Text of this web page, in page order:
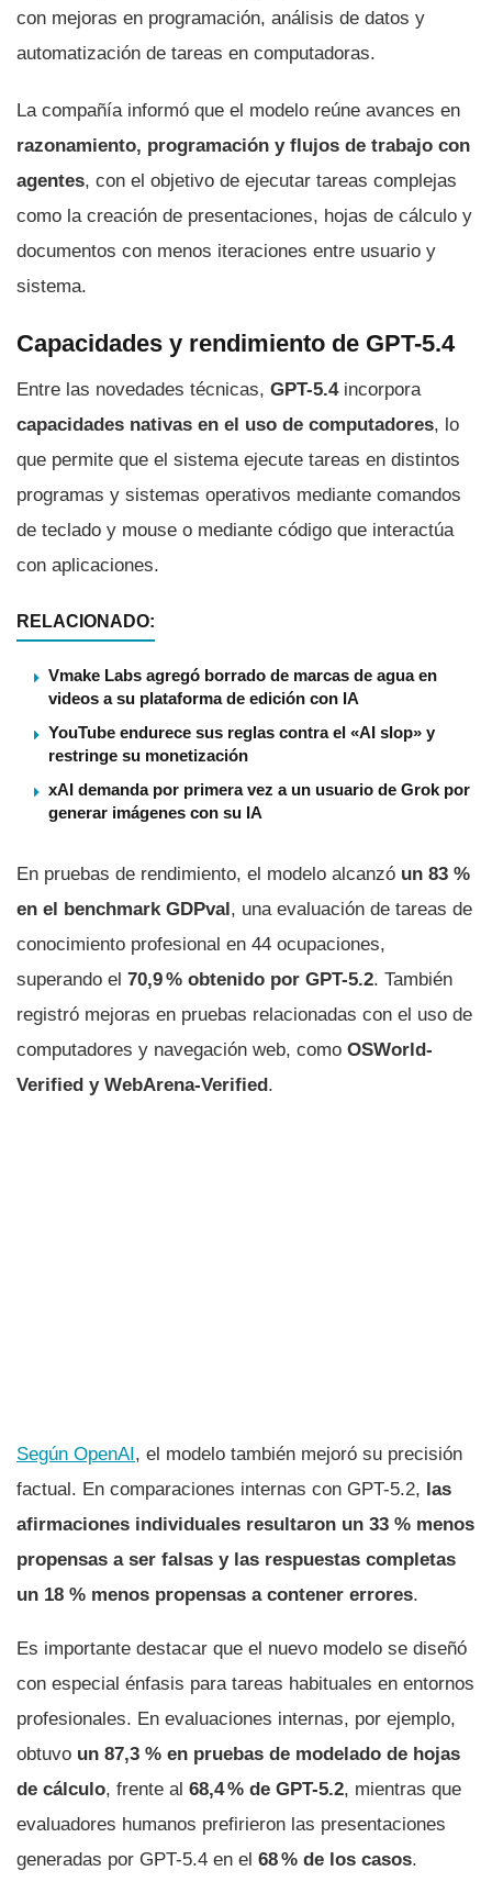
con mejoras en programación, análisis de datos y
automatización de tareas en computadoras.
La compañía informó que el modelo reúne avances en
razonamiento, programación y flujos de trabajo con
agentes, con el objetivo de ejecutar tareas complejas
como la creación de presentaciones, hojas de cálculo y
documentos con menos iteraciones entre usuario y
sistema.
Capacidades y rendimiento de GPT-5.4
Entre las novedades técnicas, GPT-5.4incorpora
capacidades nativas en el uso de computadores, lo
que permite que el sistema ejecute tareas en distintos
programas y sistemas operativos mediante comandos
de teclado y mouse o mediante código que interactúa
con aplicaciones.
RELACIONADO:
Vmake Labs agregó borrado de marcas de agua en
videos a su plataforma de edición con IA
YouTube endurece sus reglas contra el «AI slop» y
restringe su monetización
xAI demanda por primera vez a un usuario de Grok por
generar imágenes con su IA
En pruebas de rendimiento, el modelo alcanzó un 83 %
en el benchmark GDPval, una evaluación de tareas de
conocimiento profesional en 44 ocupaciones,
superando el 70,9 % obtenido por GPT-5.2. También
registró mejoras en pruebas relacionadas con el uso de
computadores y navegación web, como OSWorld-
Verified y WebArena-Verified.
Según OpenAI, el modelo también mejoró su precisión
factual. En comparaciones internas con GPT-5.2, las
afirmaciones individuales resultaron un 33 % menos
propensas a ser falsas y las respuestas completas
un 18 % menos propensas a contener errores.
Es importante destacar que el nuevo modelo se diseñó
con especial énfasis para tareas habituales en entornos
profesionales. En evaluaciones internas, por ejemplo,
obtuvo un 87,3 % en pruebas de modelado de hojas
de cálculo, frente al 68,4 % de GPT-5.2, mientras que
evaluadores humanos prefirieron las presentaciones
generadas por GPT-5.4 en el 68 % de los casos.